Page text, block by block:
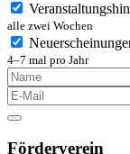
alle zwei Wochen
4–7 mal pro Jahr
Förderverein